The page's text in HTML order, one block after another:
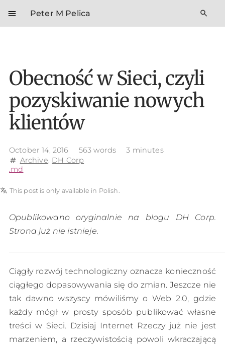
menu Peter M Pelica search
Obecność w Sieci, czyli
pozyskiwanie nowych
klientów
October 14, 2016 563 words 3 minutes
tag Archive, DH Corp
.md
translate This post is only available in Polish.
Opublikowano oryginalnie na blogu DH Corp.
Strona już nie istnieje.
Ciągły rozwój technologiczny oznacza konieczność
ciągłego dopasowywania się do zmian. Jeszcze nie
tak dawno wszyscy mówiliśmy o Web 2.0, gdzie
każdy mógł w prosty sposób publikować własne
treści w Sieci. Dzisiaj Internet Rzeczy już nie jest
marzeniem, a rzeczywistością powoli wkraczającą